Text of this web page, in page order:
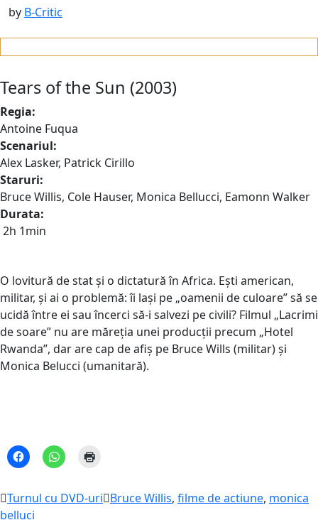
Published
septembrie
2016 11
noiembrie
2016
by B-Critic
Tears of the Sun (2003)
Regia:
Antoine Fuqua
Scenariul:
Alex Lasker, Patrick Cirillo
Staruri:
Bruce Willis, Cole Hauser, Monica Bellucci, Eamonn Walker
Durata:
2h 1min
O lovitură de stat și o dictatură în Africa. Ești american,
militar, şi ai o problemă: îi lași pe „oamenii de culoare” să se
ucidă între ei sau încerci să-i salvezi pe civili? Filmul „Lacrimi
de soare” nu are măreția unei producții precum „Hotel
Rwanda”, dar are cap de afiș pe Bruce Wills (militar) și
Monica Belucci (umanitară).
Turnul cu DVD-uri Bruce Willis, filme de actiune, monica
belluci